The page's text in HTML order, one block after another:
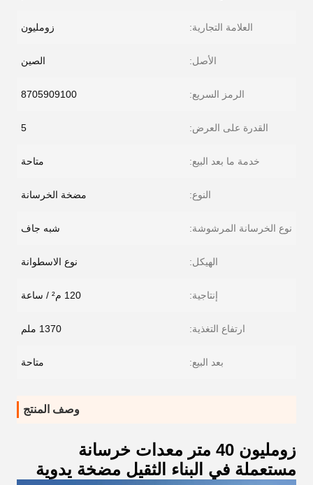
العلامة التجارية: زومليون
الأصل: الصين
الرمز السريع: 8705909100
القدرة على العرض: 5
خدمة ما بعد البيع: متاحة
النوع: مضخة الخرسانة
نوع الخرسانة المرشوشة: شبه جاف
الهيكل: نوع الاسطوانة
إنتاجية: 120 م² / ساعة
ارتفاع التغذية: 1370 ملم
بعد البيع: متاحة
وصف المنتج
زومليون 40 متر معدات خرسانة
مستعملة في البناء الثقيل مضخة يدوية